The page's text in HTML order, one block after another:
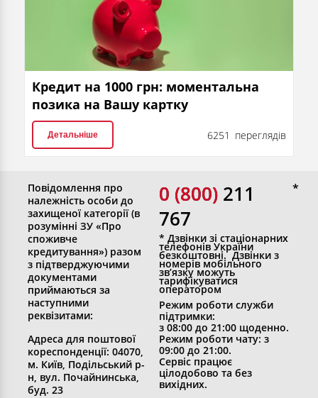
Кредит на 1000 грн: моментальна
позика на Вашу картку
Детальніше 6251 переглядів
Повідомлення про
належність особи до
захищеної категорії (в
розумінні ЗУ «Про
споживче
кредитування») разом
з підтверджуючими
документами
приймаються за
наступними
реквізитами:
Адреса для поштової
кореспонденції: 04070,
м. Київ, Подільський р-
н, вул. Почайнинська,
буд. 23
0 (800)
0 (800) 211
767
* Дзвінки зі стаціонарних
телефонів України
безкоштовні. Дзвінки з
номерів мобільного
зв’язку можуть
тарифікуватися
оператором
Режим роботи служби
підтримки:
з 08:00 до 21:00 щоденно.
Режим роботи чату: з
09:00 до 21:00.
Сервіс працює
цілодобово та без
вихідних.